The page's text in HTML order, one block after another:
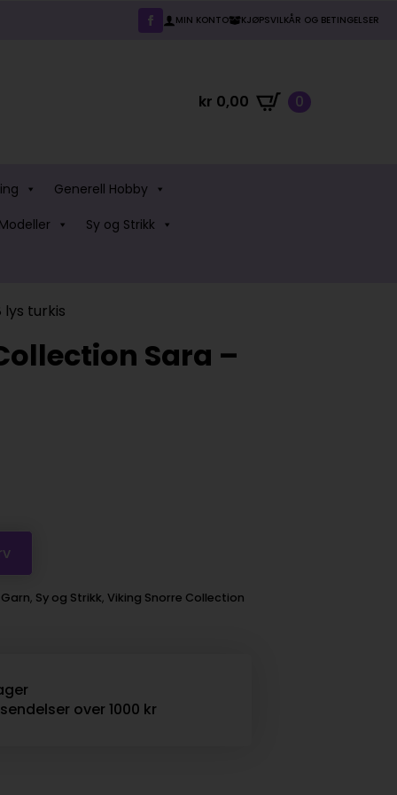
MIN KONTO KJØPSVILKÅR OG BETINGELSER
kr 0,00 0
Generell Hobby
Sy og Strikk
lys turkis
Sara –
Garn, Sy og Strikk,Viking Snorre Collection
over 1000 kr